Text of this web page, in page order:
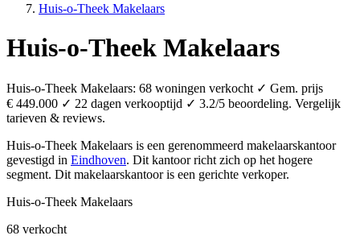
Huis-o-Theek Makelaars
Huis-o-Theek Makelaars
Huis-o-Theek Makelaars: 68 woningen verkocht ✓ Gem. prijs
€ 449.000 ✓ 22 dagen verkooptijd ✓ 3.2/5 beoordeling. Vergelijk
tarieven & reviews.
Huis-o-Theek Makelaars is een gerenommeerd makelaarskantoor
gevestigd in Eindhoven. Dit kantoor richt zich op het hogere
segment. Dit makelaarskantoor is een gerichte verkoper.
Huis-o-Theek Makelaars
68 verkocht